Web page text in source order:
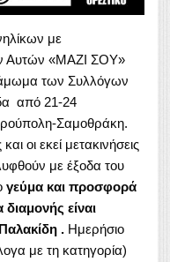
με
Αυτών «ΜΑΖΙ ΣΟΥ»
των Συλλόγων
από 21-24
Σαμοθράκη.
οι εκεί μετακινήσεις
με έξοδα του
γεύμα και προσφορά
είναι
. Ημερήσιο
με τη κατηγορία)